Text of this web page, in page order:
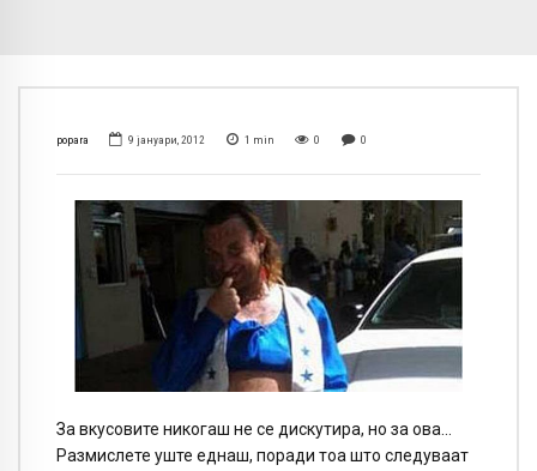
popara 9 јануари, 2012 1 min 0 0
За вкусовите никогаш не се дискутира, но за ова…
Размислете уште еднаш, поради тоа што следуваат